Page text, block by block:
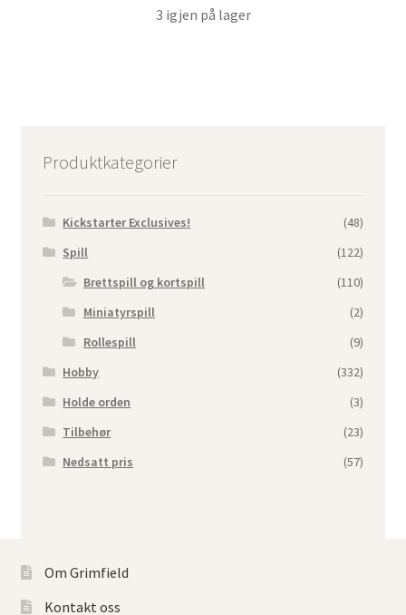
3 igjen på lager
Produktkategorier
Kickstarter Exclusives!
(48)
Spill
(122)
Brettspill og kortspill
(110)
Miniatyrspill
(2)
Rollespill
(9)
Hobby
(332)
Holde orden
(3)
Tilbehør
(23)
Nedsatt pris
(57)
Om Grimfield
Kontakt oss